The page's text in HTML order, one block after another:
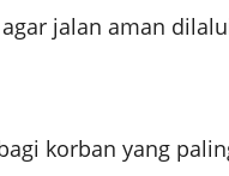
jalan aman
korban yang